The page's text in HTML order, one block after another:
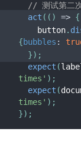
// 测试第二
act ( ( ) => {
    button
.
{bubbles :
}) ;
expect (
times' ) ;
expect (
times' ) ;
}) ;